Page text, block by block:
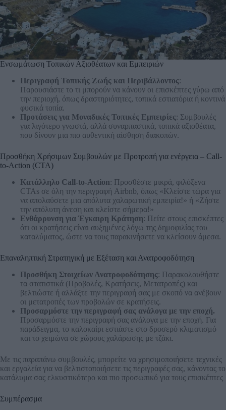
Ενσωμάτωση Τοπικών Αξιοθέατων και Εμπειριών
Περιγραφή Τοπικής Ζωής και Περιβάλλοντος:
Παρουσιάστε το τι μπορούν να κάνουν οι επισκέπτες γύρω από
την περιοχή, όπως δραστηριότητες, τοπικά εστιατόρια ή κοντινά
φυσικά τοπία.
Προτάσεις για Μοναδικές Τοπικές Εμπειρίες: Συμβουλές
για λιγότερο γνωστά, αλλά συναρπαστικά, τοπικά αξιοθέατα,
που δίνουν μια πιο αυθεντική αίσθηση διακοπών.
Προσθήκη Χρήσιμων Συμβουλών με Προτροπή για ενέργεια – Call-
to-Action (CTA)
Κατάλληλο Call-to-Action: Προσθέστε μικρά, φιλόξενα
CTAs σε όλη την περιγραφή Airbnb, όπως «Κλείστε τώρα για
να απολαύσετε μια απόλυτα χαλαρωτική εμπειρία!» ή «Ζήστε
την απόλυτη άνεση και κλείστε σήμερα!»
Ενθάρρυνση για Έγκαιρη Κράτηση: Πείτε στους επισκέπτες
ότι οι κρατήσεις είναι αυξημένες λόγω της δημοφιλίας του
καταλύματος, ώστε να τους παρακινήσετε να κλείσουν άμεσα.
Επαναληπτική Στρατηγική με Εξέταση και Ανατροφοδότηση
Προσθήκη Στοιχείων Ανατροφοδότησης: Παρακολουθήστε
τα στατιστικά (Προβολές, Κρατήσεις, Μετατροπές) και
βελτιώστε ή αλλάξτε την περιγραφή σας με σκοπό να ανέβουν
οι μετατροπές των προβολών σε κρατήσεις.
Προσαρμόστε την περιγραφή σας ανάλογα με την εποχή.
Προσαρμόστε την περιγραφή σας ανάλογα με την εποχή. Για
παράδειγμα, το καλοκαίρι εστιάστε στο δροσερό κλιματισμό
και το χειμώνα σε χώρους χαλάρωσης με τζάκι.
Με τις παραπάνω συμβουλές, μπορείτε να χρησιμοποιήσετε τεχνικές
και εργαλεία για να βελτιστοποιήσετε τις περιγραφές σας, κάνοντας το
κατάλυμα σας ελκυστικότερο και πιο προσωπικό για τους επισκέπτες
Συμπέρασμα